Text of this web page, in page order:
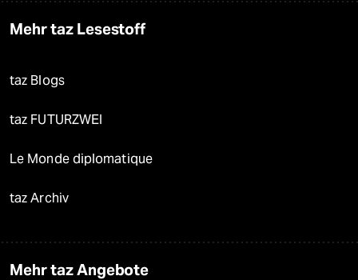
Mehr taz Lesestoff
taz Blogs
taz FUTURZWEI
Le Monde diplomatique
taz Archiv
Mehr taz Angebote